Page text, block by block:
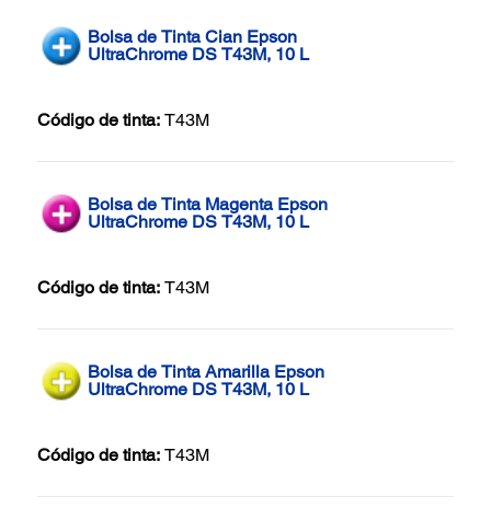
Bolsa de Tinta Cian Epson
UltraChrome DS T43M, 10 L
Código de tinta: T43M
Bolsa de Tinta Magenta Epson
UltraChrome DS T43M, 10 L
Código de tinta: T43M
Bolsa de Tinta Amarilla Epson
UltraChrome DS T43M, 10 L
Código de tinta: T43M